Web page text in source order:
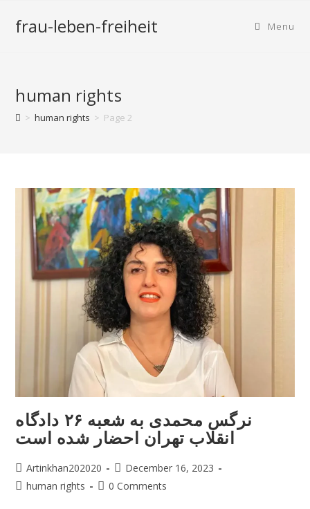
frau-leben-freiheit Menu
human rights
> human rights > Page 2
نرگس محمدی به شعبه ۲۶ دادگاه
انقلاب تهران احضار شده است
Artinkhan202020
December 16, 2023
human rights
0 Comments